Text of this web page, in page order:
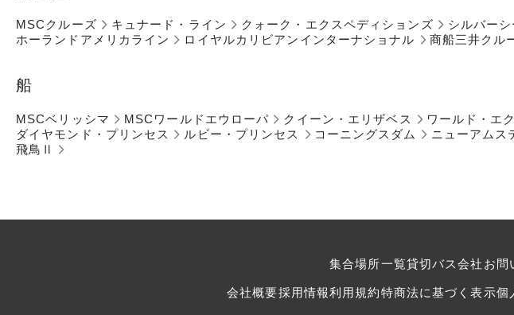
MSCクルーズ キュナード・ライン クォーク・エクスペディションズ シルバー
ホーランドアメリカライン
ロイヤルカリビアンインターナショナル 商船三井クル
船
MSCベリッシマ MSCワールドエウローパ クイーン・エリザベス ワールド・エ
ダイヤモンド・プリンセス
ルビー・プリンセス コーニングスダム ニューアムス
飛鳥Ⅱ
集合場所一覧貸切バス会社 お問
会社概要採用情報利用規約特商法に基づく表示個